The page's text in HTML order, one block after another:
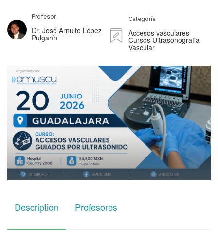
Profesor
Dr. José Arnulfo López
Pulgarín
Categoría
Accesos vasculares
Cursos Ultrasonografia
Vascular
Description Profesores